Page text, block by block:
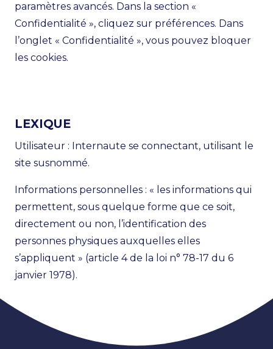
paramètres avancés. Dans la section «
Confidentialité », cliquez sur préférences. Dans
l’onglet « Confidentialité », vous pouvez bloquer
les cookies.
LEXIQUE
Utilisateur : Internaute se connectant, utilisant le
site susnommé.
Informations personnelles : « les informations qui
permettent, sous quelque forme que ce soit,
directement ou non, l’identification des
personnes physiques auxquelles elles
s’appliquent » (article 4 de la loi n° 78-17 du 6
janvier 1978).